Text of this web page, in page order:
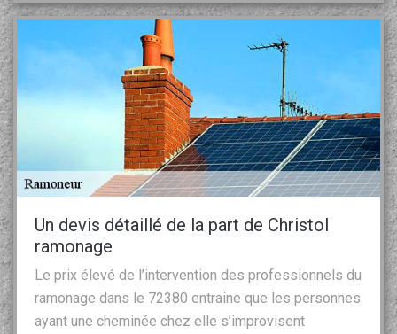
Un devis détaillé de la part de Christol
ramonage
Le prix élevé de l’intervention des professionnels du
ramonage dans le 72380 entraine que les personnes
ayant une cheminée chez elle s’improvisent